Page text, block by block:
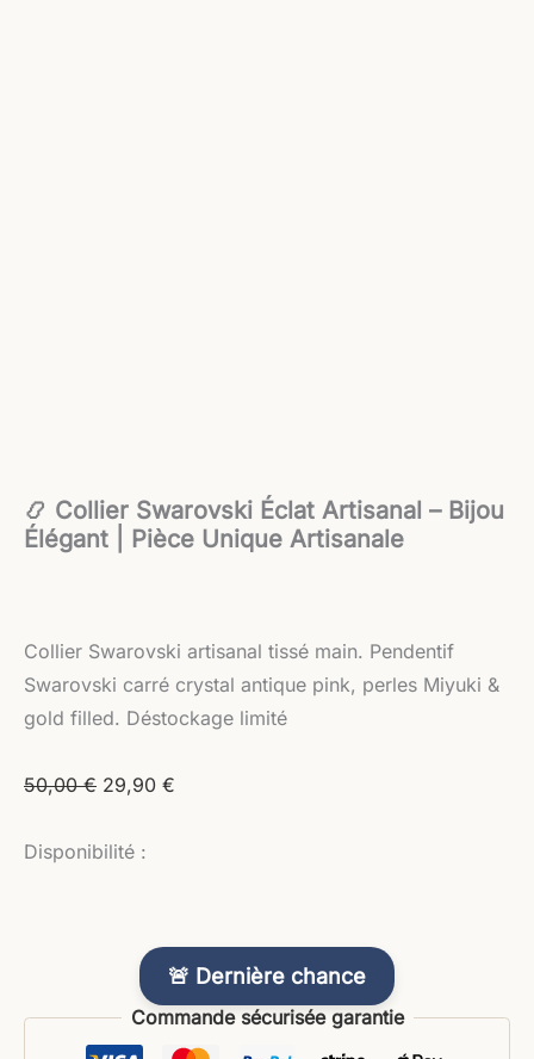
📿 Collier Swarovski Éclat Artisanal – Bijou
Élégant | Pièce Unique Artisanale
Collier Swarovski artisanal tissé main. Pendentif
Swarovski carré crystal antique pink, perles Miyuki &
gold filled. Déstockage limité
50,00€ 29,90 €
Disponibilité :
🚨 Dernière chance
Commande sécurisée garantie